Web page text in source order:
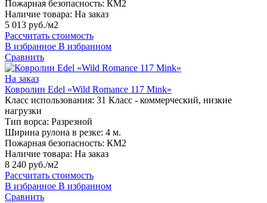
Пожарная безопасность: КМ2
Наличие товара: На заказ
5 013 руб./м2
Рассчитать стоимость
В избранное В избранном
Сравнить
На заказ
Ковролин Edel «Wild Romance 117 Mink»
Класс использования: 31 Класс - коммерческий, низкие
нагрузки
Тип ворса: Разрезной
Ширина рулона в резке: 4 м.
Пожарная безопасность: КМ2
Наличие товара: На заказ
8 240 руб./м2
Рассчитать стоимость
В избранное В избранном
Сравнить